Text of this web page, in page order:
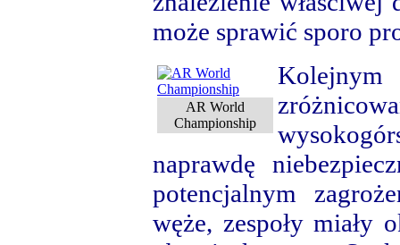
może sprawić sporo
AR World
Championship
naprawdę
potencjalnym
węże, zespoły miały